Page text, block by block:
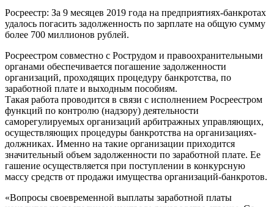
Росреестр: За 9 месяцев 2019 года на предприятиях-банкротах
удалось погасить задолженность по зарплате на общую сумму
более 700 миллионов рублей.
Росреестром совместно с Рострудом и правоохранительными
органами обеспечивается погашение задолженности
организаций, проходящих процедуру банкротства, по
заработной плате и выходным пособиям.
Такая работа проводится в связи с исполнением Росреестром
функций по контролю (надзору) деятельности
саморегулируемых организаций арбитражных управляющих,
осуществляющих процедуры банкротства на организациях-
должниках. Именно на такие организации приходится
значительный объем задолженности по заработной плате. Ее
гашение осуществляется при поступлении в конкурсную
массу средств от продажи имущества организаций-банкротов.
«Вопросы своевременной выплаты заработной платы